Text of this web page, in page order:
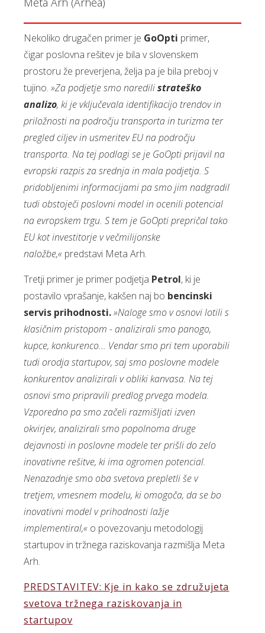
Nekoliko drugačen primer je GoOpti primer,
čigar poslovna rešitev je bila v slovenskem
prostoru že preverjena, želja pa je bila preboj v
tujino. »Za podjetje smo naredilistrateško
analizo, ki je vključevala identifikacijo trendov in
priložnosti na področju transporta in turizma ter
pregled ciljev in usmeritev EU na področju
transporta. Na tej podlagi se je GoOpti prijavil na
evropski razpis za srednja in mala podjetja. S
pridobljenimi informacijami pa smo jim nadgradil
tudi obstoječi poslovni model in ocenili potencial
na evropskem trgu. S tem je GoOpti prepričal tako
EU kot investitorje v večmilijonske
naložbe,« predstavi Meta Arh.
Tretji primer je primer podjetja Petrol, ki je
postavilo vprašanje, kakšen naj bo bencinski
servis prihodnosti.»Naloge smo v osnovi lotili s
klasičnim pristopom - analizirali smo panogo,
kupce, konkurenco... Vendar smo pri tem uporabili
tudi orodja startupov, saj smo poslovne modele
konkurentov analizirali v obliki kanvasa. Na tej
osnovi smo pripravili predlog prvega modela.
Vzporedno pa smo začeli razmišljati izven
okvirjev, analizirali smo popolnoma druge
dejavnosti in poslovne modele ter prišli do zelo
inovativne rešitve, ki ima ogromen potencial.
Nenazadnje smo oba svetova prepletli še v
tretjem, vmesnem modelu, ki omogoča, da se bo
inovativni model v prihodnosti lažje
implementiral,« o povezovanju metodologij
startupov in tržnega raziskovanja razmišlja Meta
Arh.
PREDSTAVITEV: Kje in kako se združujeta
svetova tržnega raziskovanja in
startupov